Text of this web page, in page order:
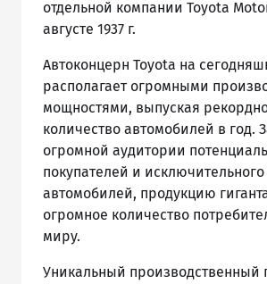
отдельной компании Toyota
августе 1937 г.
Автоконцерн Toyota на
располагает огромными
мощностями, выпуская
количество автомобилей в год.
огромной аудитории
покупателей и исключительного
автомобилей, продукцию
огромное количество
миру.
Уникальный производственный